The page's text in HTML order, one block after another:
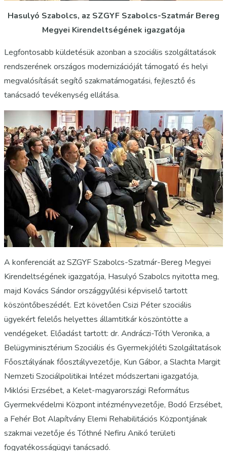
Hasulyó Szabolcs, az SZGYF Szabolcs-Szatmár Bereg
Megyei Kirendeltségének igazgatója
Legfontosabb küldetésük azonban a szociális szolgáltatások
rendszerének országos modernizációját támogató és helyi
megvalósítását segítő szakmatámogatási, fejlesztő és
tanácsadó tevékenység ellátása.
A konferenciát az SZGYF Szabolcs-Szatmár-Bereg Megyei
Kirendeltségének igazgatója, Hasulyó Szabolcs nyitotta meg,
majd Kovács Sándor országgyűlési képviselő tartott
köszöntőbeszédét. Ezt követően Csizi Péter szociális
ügyekért felelős helyettes államtitkár köszöntötte a
vendégeket. Előadást tartott: dr. Andráczi-Tóth Veronika, a
Belügyminisztérium Szociális és Gyermekjóléti Szolgáltatások
Főosztályának főosztályvezetője, Kun Gábor, a Slachta Margit
Nemzeti Szociálpolitikai Intézet módszertani igazgatója,
Miklósi Erzsébet, a Kelet-magyarországi Református
Gyermekvédelmi Központ intézményvezetője, Bodó Erzsébet,
a Fehér Bot Alapítvány Elemi Rehabilitációs Központjának
szakmai vezetője és Tóthné Nefiru Anikó területi
fogyatékosságügyi tanácsadó.